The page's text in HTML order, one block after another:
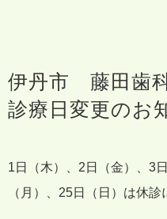
伊丹市 藤田歯
診療日変更のお
1日（木）、2日（金）、3
（月）、25日（日）は休診